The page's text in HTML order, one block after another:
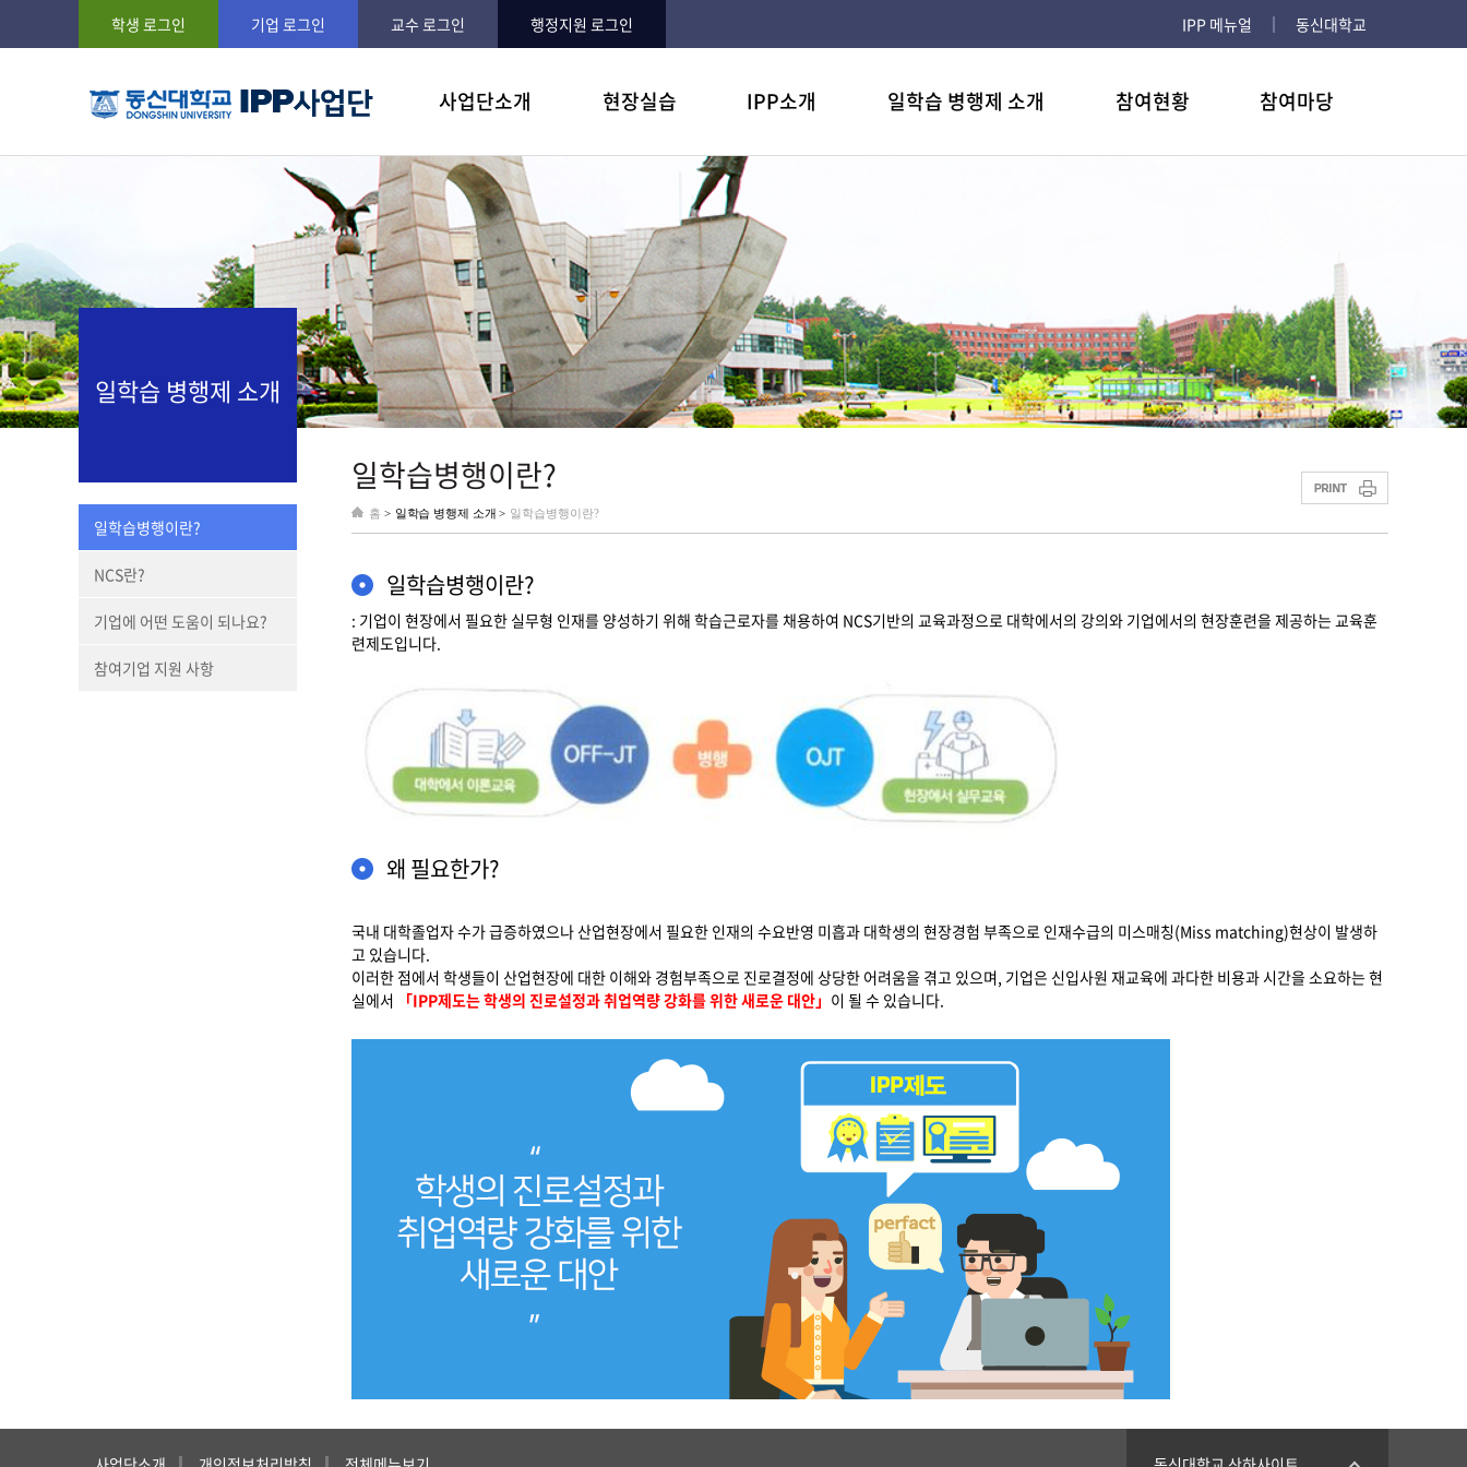
학생 로그인 기업 로그인 교수 로그인 행정지원 로그인 IPP 메뉴얼 동신대학교
사업단소개
사업비젼 및 목표
현장실습
현장실습이란?
IPP소개
IPP란? 학생입장에서 6가지 혜택 운영내용
일학습 병행제 소개
일학습 병행제란? 기업에 어떤 도움이 되나?
참여현황
참여학과
참여마당
공지사항 자주하는 질문
일학습 병행제 소개
일학습병행이란?
NCS란?
기업에 어떤 도움이 되나요?
참여기업 지원 사항
일학습병행이란?
홈 > 일학습 병행제 소개 > 일학습병행이란?
일학습병행이란?
: 기업이 현장에서 필요한 실무형 인재를 양성하기 위해 학습근로자를 채용하여 NCS기반의 교육과정으로 대학에서의 강의와 기업에서의 현장훈련을 제공하는 교육훈
련제도입니다.
왜 필요한가?
국내 대학졸업자 수가 급증하였으나 산업현장에서 필요한 인재의 수요반영 미흡과 대학생의 현장경험 부족으로 인재수급의 미스매칭(Miss matching)현상이 발생하
고 있습니다.
이러한 점에서 학생들이 산업현장에 대한 이해와 경험부족으로 진로결정에 상당한 어려움을 겪고 있으며, 기업은 신입사원 재교육에 과다한 비용과 시간을 소요하는 현
실에서
「IPP제도는 학생의 진로설정과 취업역량 강화를 위한 새로운 대안」 이 될 수 있습니다.